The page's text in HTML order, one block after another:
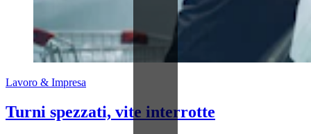
Lavoro & Impresa
Turni spezzati, vite interrotte